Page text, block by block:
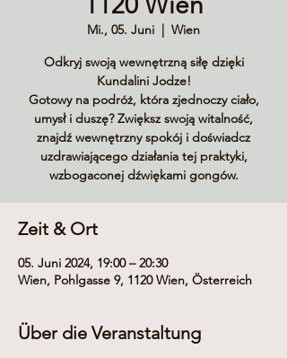
Mi., 05. Juni
Wien
Odkryj swoją wewnętrzną siłę dzięki
Kundalini Jodze!
Gotowy na podróż, która zjednoczy ciało,
umysł i duszę? Zwiększ swoją witalność,
znajdź wewnętrzny spokój i doświadcz
uzdrawiającego działania tej praktyki,
wzbogaconej dźwiękami gongów.
Zeit & Ort
05. Juni 2024, 19:00 – 20:30
Wien, Pohlgasse 9, 1120 Wien, Österreich
Über die Veranstaltung